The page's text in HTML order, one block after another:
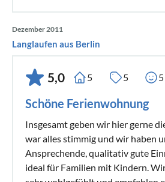
Dezember 2011
Langlaufen aus Berlin
5,0 5 5 5
Schöne Ferienwohnung
Insgesamt geben wir hier gerne
war alles stimmig und wir haben
Ansprechende, qualitativ gute
ideal für Familien mit Kindern.